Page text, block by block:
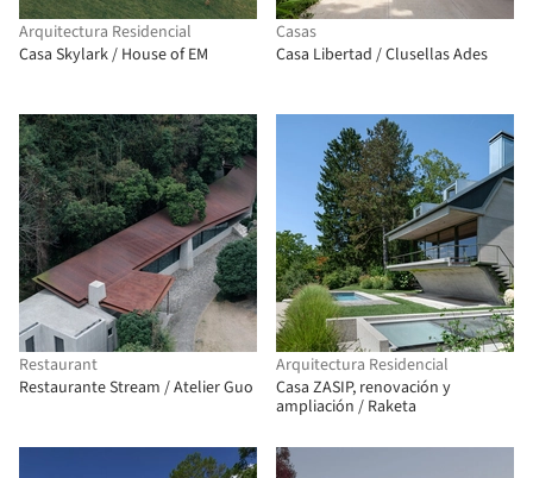
Arquitectura Residencial
Casa Skylark / House of EM
Casas
Casa Libertad / Clusellas Ades
Restaurant
Restaurante Stream / Atelier Guo
Arquitectura Residencial
Casa ZASIP, renovación y
ampliación / Raketa